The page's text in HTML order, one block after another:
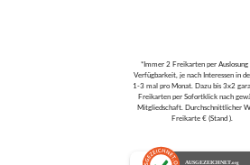
*Immer 2 Freikarten per Auslosung
Verfügbarkeit, je nach Interessen in
1-3 mal pro Monat. Dazu bis 3x2
Freikarten per Sofortklick nach
Mitgliedschaft. Durchschnittlicher
Freikarte € (Stand ).
AUSGEZEICHNET.org